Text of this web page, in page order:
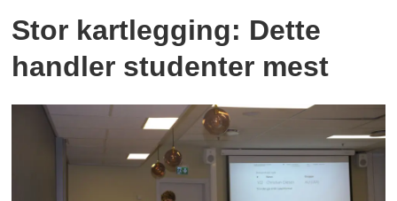
Stor kartlegging: Dette
handler studenter mest